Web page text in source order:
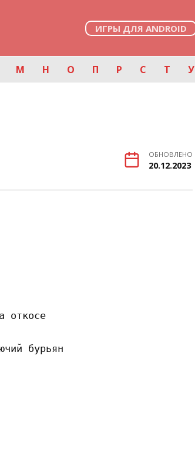
ИГРЫ ДЛЯ ANDROID
М Н О П Р С Т У
ОБНОВЛЕНО
20.12.2023
откосе
бурьян